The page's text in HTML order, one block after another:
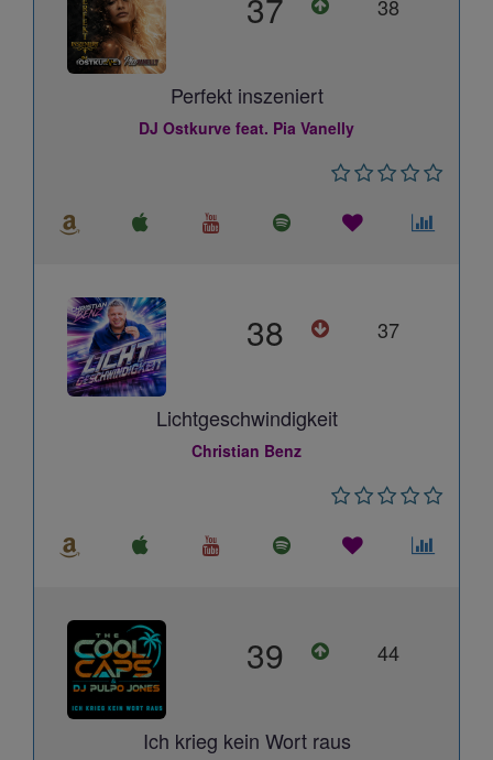
38
Perfekt inszeniert
DJ Ostkurve feat. Pia Vanelly
38 37
Lichtgeschwindigkeit
Christian Benz
39 44
Ich krieg kein Wort raus